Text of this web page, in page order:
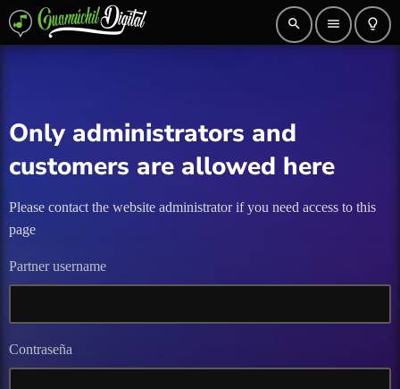
search menu lightbulb_outline
Only administrators and
customers are allowed here
Please contact the website administrator if you need access to this
page
Partner username
Contraseña